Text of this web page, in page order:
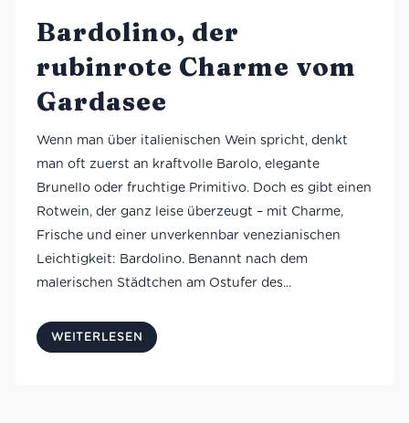
Bardolino, der
rubinrote Charme vom
Gardasee
Wenn man über italienischen Wein spricht, denkt
man oft zuerst an kraftvolle Barolo, elegante
Brunello oder fruchtige Primitivo. Doch es gibt einen
Rotwein, der ganz leise überzeugt – mit Charme,
Frische und einer unverkennbar venezianischen
Leichtigkeit: Bardolino. Benannt nach dem
malerischen Städtchen am Ostufer des...
WEITERLESEN